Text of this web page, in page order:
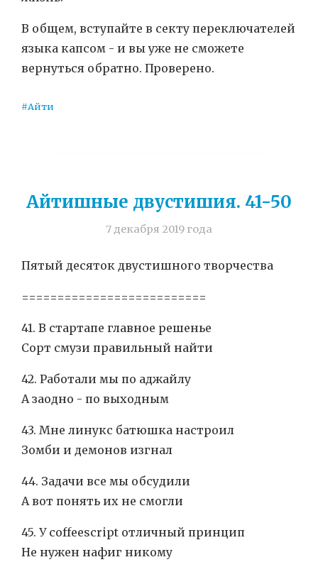
В общем, вступайте в секту переключателей
языка капсом - и вы уже не сможете
вернуться обратно. Проверено.
#Айти
Айтишные двустишия. 41-50
7 декабря 2019 года
Пятый десяток двустишного творчества
==========================
41. В стартапе главное решенье
Сорт смузи правильный найти
42. Работали мы по аджайлу
А заодно - по выходным
43. Мне линукс батюшка настроил
Зомби и демонов изгнал
44. Задачи все мы обсудили
А вот понять их не смогли
45. У coffeescript отличный принцип
Не нужен нафиг никому